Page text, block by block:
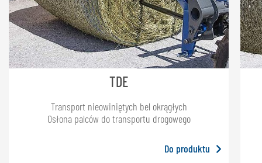
TDE
Transport nieowiniętych bel okrągłych
Osłona palców do transportu drogowego
Do produktu